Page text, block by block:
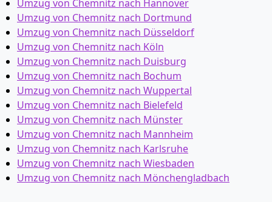
Umzug von Chemnitz nach Hannover
Umzug von Chemnitz nach Dortmund
Umzug von Chemnitz nach Düsseldorf
Umzug von Chemnitz nach Köln
Umzug von Chemnitz nach Duisburg
Umzug von Chemnitz nach Bochum
Umzug von Chemnitz nach Wuppertal
Umzug von Chemnitz nach Bielefeld
Umzug von Chemnitz nach Münster
Umzug von Chemnitz nach Mannheim
Umzug von Chemnitz nach Karlsruhe
Umzug von Chemnitz nach Wiesbaden
Umzug von Chemnitz nach Mönchen­gladbach